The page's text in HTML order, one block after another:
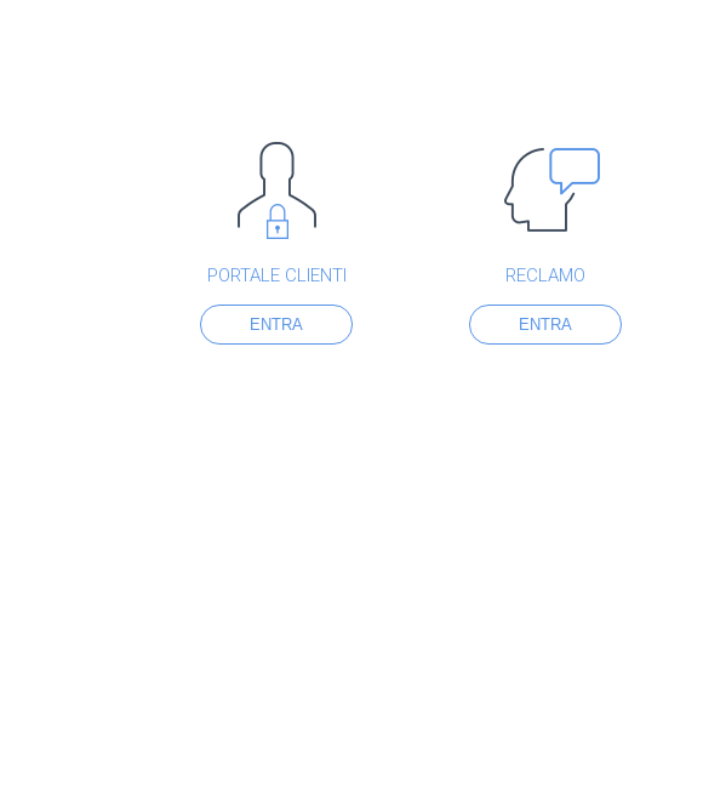
PORTALE CLIENTI
ENTRA
RECLAMO
ENTRA